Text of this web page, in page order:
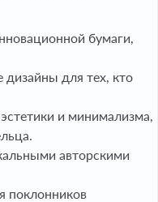
бумаги,
дизайны для тех, кто
и минимализма,
авторскими
поклонников